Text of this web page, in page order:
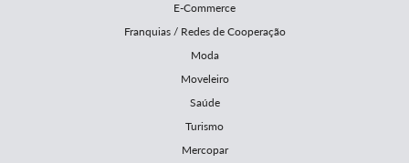
E-Commerce
Franquias / Redes de Cooperação
Moda
Moveleiro
Saúde
Turismo
Mercopar